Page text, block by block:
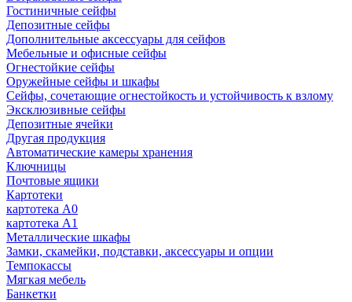
Гостиничные сейфы
Депозитные сейфы
Дополнительные аксессуары для сейфов
Мебельные и офисные сейфы
Огнестойкие сейфы
Оружейные сейфы и шкафы
Сейфы, сочетающие огнестойкость и устойчивость к взлому
Эксклюзивные сейфы
Депозитные ячейки
Другая продукция
Автоматические камеры хранения
Ключницы
Почтовые ящики
Картотеки
картотека А0
картотека А1
Металлические шкафы
Замки, скамейки, подставки, аксессуары и опции
Темпокассы
Мягкая мебель
Банкетки